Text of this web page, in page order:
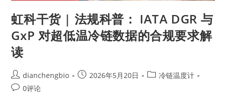
虹科干货 | 法规科普： IATA DGR 与
GxP 对超低温冷链数据的合规要求解
读
dianchengbio 2026年5月20日
冷链温度计
0评论